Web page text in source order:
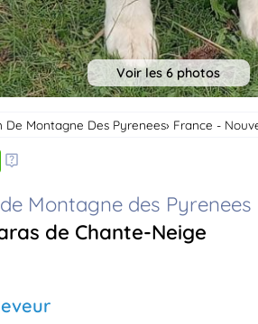
Voir les 6 photos
De Montagne Des Pyrenees France -
Montagne des Pyrenees
de Chante-Neige